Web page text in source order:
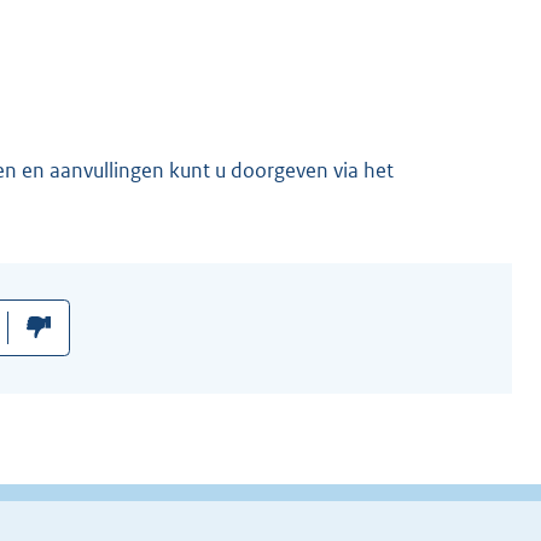
en aanvullingen kunt u doorgeven via het